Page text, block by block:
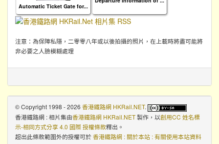
Automatic Ticket Gate for...
注意：為保障私隱，二零零八年或以後拍攝的照片，在上載時將盡可能將
非必要之人臉模糊處理
© Copyright 1998 - 2026 香港鐵路網 HKRail.NET.
香港鐵路網 : 相片集由香港鐵路網 HKRail.NET製作，以創用CC 姓名標
示-相同方式分享 4.0 國際 授權條款釋出。
超出此條款範圍外的授權可於香港鐵路網 : 關於本站 : 有關使用本站資料